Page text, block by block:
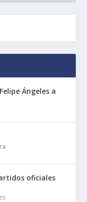
Ángeles a
oficiales